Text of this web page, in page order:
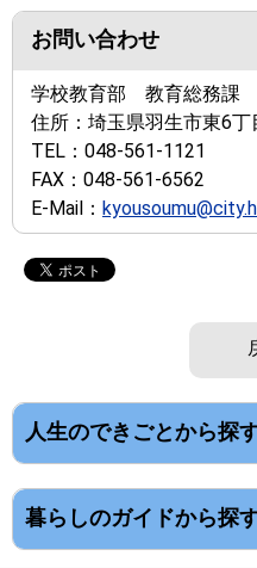
お問い合わせ
学校教育部 教育総務課
住所： 埼玉県羽生市東6丁
TEL： 048-561-1121
FAX： 048-561-6562
E-Mail：
人生のできごとから探
暮らしのガイドから探